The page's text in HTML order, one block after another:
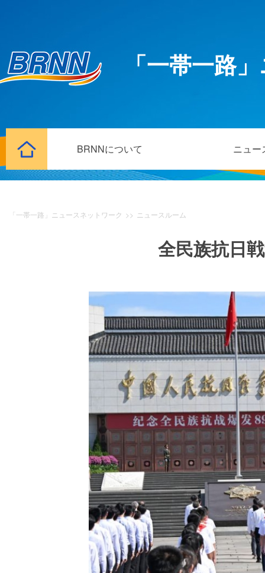
「一帯一路
BRNNについて ニュー
「一帯一路」ニュースネットワーク >> ニュースルーム
全民族抗日